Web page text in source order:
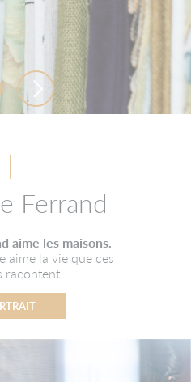
Ferrand
aime les maisons.
aime la vie que ces
racontent.